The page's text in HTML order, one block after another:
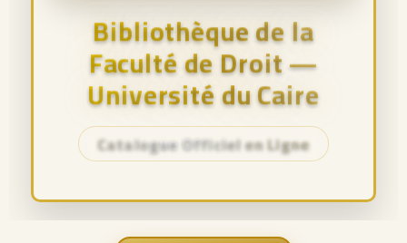
Bibliothèque de la
Faculté de Droit —
Université du Caire
Catalogue Officiel en Ligne